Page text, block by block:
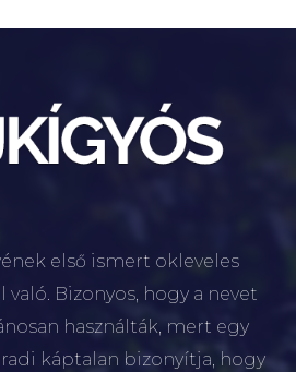
első ismert okleveles
való. Bizonyos, hogy a nevet
használták, mert egy
káptalan bizonyítja, hogy